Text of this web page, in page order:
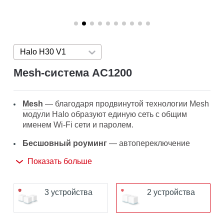
Halo H30 V1 Press enter to open version list
Mesh‑система AC1200
Mesh — благодаря продвинутой технологии Mesh
модули Halo образуют единую сеть с общим
именем Wi-Fi сети и паролем.
Бесшовный роуминг— автопереключение
дому позволит получать лучший сигнал и высокую
Покрытие по всему дому— высокоскоростной
Wi-Fi на площади до 260 м² устранит зоны со
слабым Wi-Fi сигналом.
Показать больше
3 устройства 2 устройства